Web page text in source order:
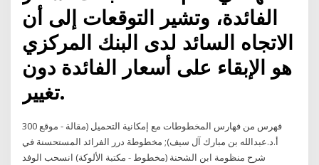
الفائدة، وتشير التوقعات إلى أن
الاتجاه السائد لدى البنك المركزي
هو الإبقاء على أسعار الفائدة دون
تغيير.
300 فهرس من فهارس المخطوطات مع إمكانية التحميل (مقالة - موقع
أ.د.عبدالله بن مبارك آل سيف); مخطوطة درر الفرائد المستحسنة في
شرح منظومة ابن الشحنة (مخطوط - مكتبة الألوكة) انسحب الوفد